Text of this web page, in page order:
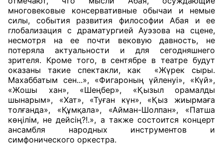
многовековые консервативные обычаи и немые
силы, события развития философии Абая и ее
глобализация с драматургией Ауэзова на сцене,
несмотря на ее почти вековую давность, не
потеряла актуальности и для сегодняшнего
зрителя. Кроме того, в сентябре в театре будут
оказаны такие спектакли, как
«Жүрек сыры.
Махаббатым сен...», «Фигароның үйленуі», «Күй»,
«Жошы хан», «Шеңбер», «Қызыл орамалды
шынарым», «Хат», «Туған күн», «Қыз жиырмаға
толғанда», «Құмқала», «Айман-Шолпан», «Патша
көңілім, не дейсің?!.», а также состоится концерт
ансамбля народных инструментов и
симфонического оркестра.